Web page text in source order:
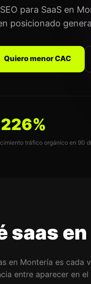
para SaaS en
posicionado
Quiero menor CAC
tráfico orgánico en 90
saas
en Montería es cada
entre aparecer en